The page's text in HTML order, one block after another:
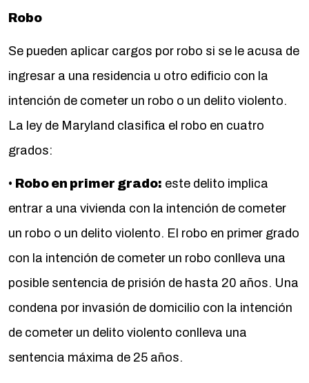
Robo
Se pueden aplicar cargos por robo si se le acusa de
ingresar a una residencia u otro edificio con la
intención de cometer un robo o un delito violento.
La ley de Maryland clasifica el robo en cuatro
grados:
• Robo en primer grado: este delito implica
entrar a una vivienda con la intención de cometer
un robo o un delito violento. El robo en primer grado
con la intención de cometer un robo conlleva una
posible sentencia de prisión de hasta 20 años. Una
condena por invasión de domicilio con la intención
de cometer un delito violento conlleva una
sentencia máxima de 25 años.